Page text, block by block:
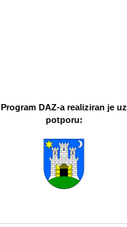
Program DAZ-a realiziran je uz
potporu: